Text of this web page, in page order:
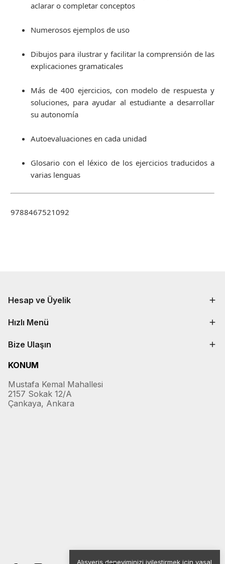
Alışveriş deneyiminizi iyileştirmek için yasal
aclarar o completar conceptos
Numerosos ejemplos de uso
Dibujos para ilustrar y facilitar la comprensión de las
explicaciones gramaticales
Más de 400 ejercicios, con modelo de respuesta y
soluciones, para ayudar al estudiante a desarrollar
su autonomía
Autoevaluaciones en cada unidad
Glosario con el léxico de los ejercicios traducidos a
varias lenguas
9788467521092
Hesap ve Üyelik
Hızlı Menü
Bize Ulaşın
KONUM
Mustafa Kemal Mahallesi
2157 Sokak 12/A
Çankaya, Ankara